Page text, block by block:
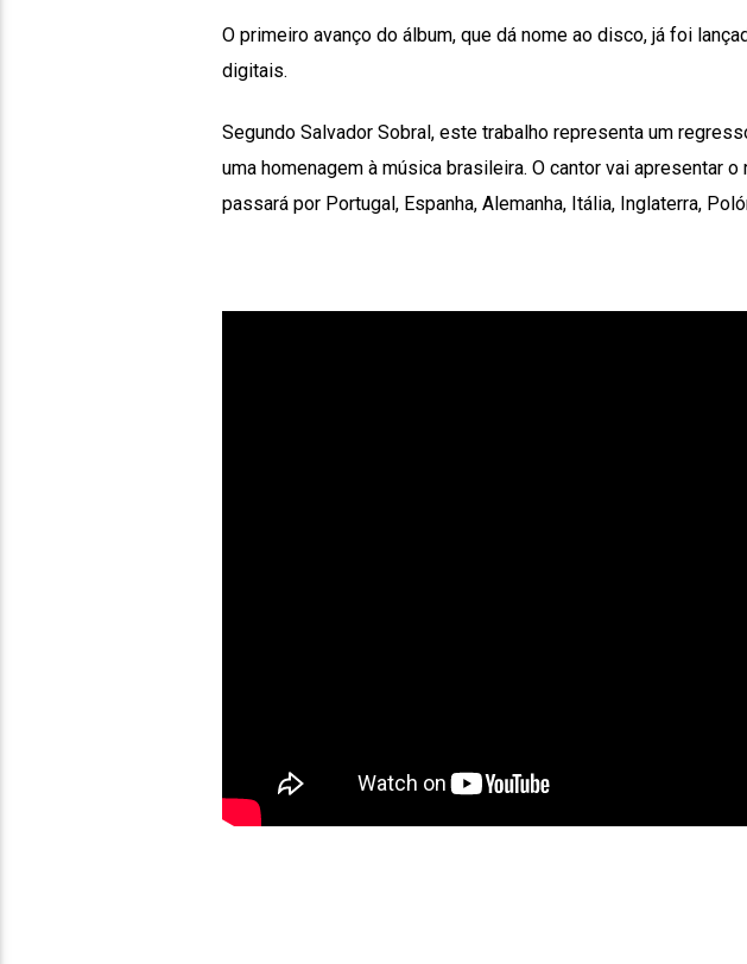
O primeiro avanço do álbum, que dá nome ao disco, já foi
digitais.
Segundo Salvador Sobral, este trabalho representa um
uma homenagem à música brasileira. O cantor vai apresentar
passará por Portugal, Espanha, Alemanha, Itália, Inglaterra,